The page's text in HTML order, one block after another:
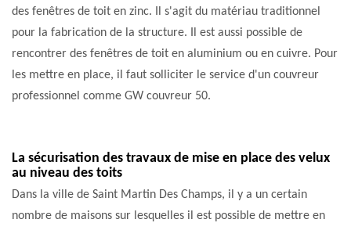
des fenêtres de toit en zinc. Il s'agit du matériau traditionnel
pour la fabrication de la structure. Il est aussi possible de
rencontrer des fenêtres de toit en aluminium ou en cuivre. Pour
les mettre en place, il faut solliciter le service d'un couvreur
professionnel comme GW couvreur 50.
La sécurisation des travaux de mise en place des velux
au niveau des toits
Dans la ville de Saint Martin Des Champs, il y a un certain
nombre de maisons sur lesquelles il est possible de mettre en